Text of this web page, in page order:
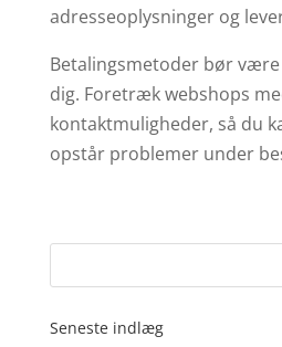
adresseoplysninger og
Betalingsmetoder bør
dig. Foretræk webshops
kontaktmuligheder, så du
opstår problemer under
Seneste indlæg